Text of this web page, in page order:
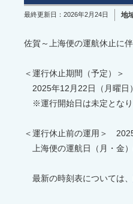
最終更新日： 2026年2月24日 地
佐賀～上海便の運航休止に
＜運行休止期間（予定）＞
2025年12月22日（月曜日
※運行開始日は未定となり
＜運行休止前の運用＞
上海便の運航日（月・金
最新の時刻表については、